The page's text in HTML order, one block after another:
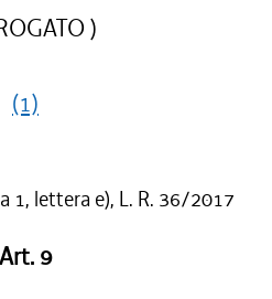
)
(1)
1, lettera e), L. R. 36/2017
Art. 9